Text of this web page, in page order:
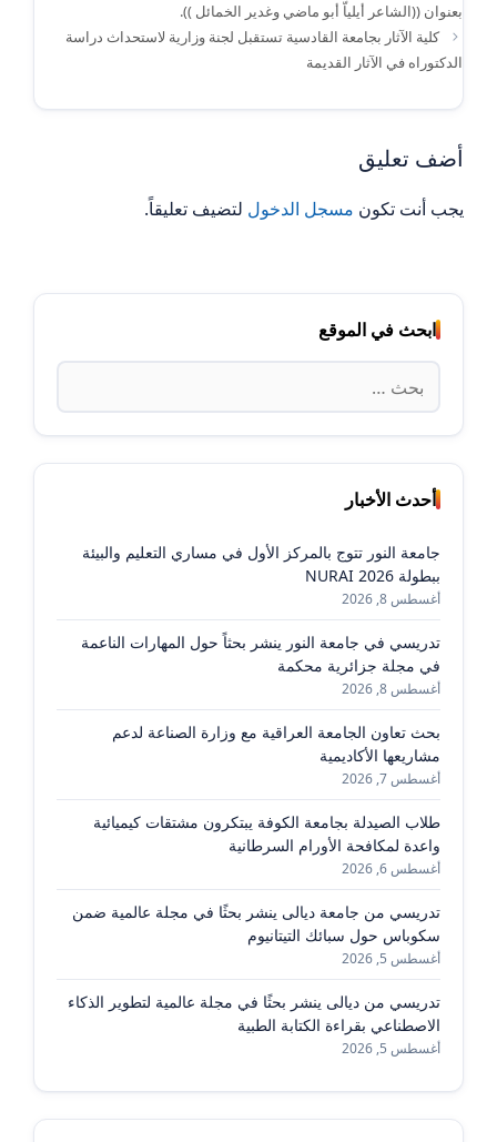
بعنوان ((الشاعر أيلياّ أبو ماضي وغدير الخمائل )).
كلية الآثار بجامعة القادسية تستقبل لجنة وزارية لاستحداث دراسة
الدكتوراه في الآثار القديمة
أضف تعليق
يجب أنت تكون مسجل الدخول لتضيف تعليقاً.
ابحث في الموقع
البحث
عن:
أحدث الأخبار
جامعة النور تتوج بالمركز الأول في مساري التعليم والبيئة
ببطولة NURAI 2026
أغسطس 8, 2026
تدريسي في جامعة النور ينشر بحثاً حول المهارات الناعمة
في مجلة جزائرية محكمة
أغسطس 8, 2026
بحث تعاون الجامعة العراقية مع وزارة الصناعة لدعم
مشاريعها الأكاديمية
أغسطس 7, 2026
طلاب الصيدلة بجامعة الكوفة يبتكرون مشتقات كيميائية
واعدة لمكافحة الأورام السرطانية
أغسطس 6, 2026
تدريسي من جامعة ديالى ينشر بحثًا في مجلة عالمية ضمن
سكوباس حول سبائك التيتانيوم
أغسطس 5, 2026
تدريسي من ديالى ينشر بحثًا في مجلة عالمية لتطوير الذكاء
الاصطناعي بقراءة الكتابة الطبية
أغسطس 5, 2026